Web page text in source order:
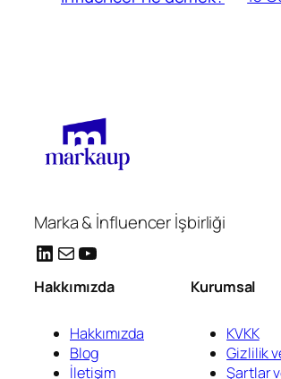
Marka & İnfluencer İşbirliği
LinkedIn
E-postaYouTube
Hakkımızda
Hakkımızda
Blog
İletişim
Kurumsal
KVKK
Gizlilik
Şartlar